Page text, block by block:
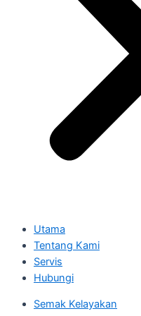
Utama
Tentang Kami
Servis
Hubungi
Semak Kelayakan